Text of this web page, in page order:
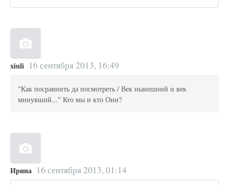
xiuli 16 сентября 2013, 16:49
"Как посравнить да посмотреть / Век нынешний и век
минувший..." Кто мы и кто Они?
Ирина 16 сентября 2013, 01:14